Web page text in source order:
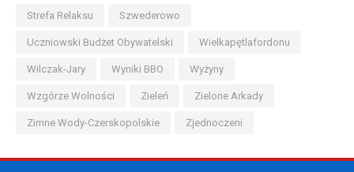
Strefa Relaksu Szwederowo
Uczniowski Budżet Obywatelski Wielkapętlafordonu
Wilczak-Jary Wyniki BBO Wyżyny
Wzgórze Wolności Zieleń Zielone Arkady
Zimne Wody-Czerskopolskie Zjednoczeni